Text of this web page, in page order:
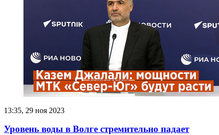
13:35, 29 ноя 2023
Уровень воды в Волге стремительно падает